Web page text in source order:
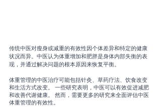
传统中医对瘦身或减重的有效性因个体差异和特定的健康
状况而异。中医认为体重增加和肥胖是身体内部失衡的表
现，并通过解决问题的根本原因来恢复平衡。
体重管理的中医治疗可能包括针灸、草药疗法、饮食改变
和生活方式改变。 一些研究表明，中医可以有效促进减肥
和改善代谢健康。 然而，需要更多的研究来全面评估中医
体重管理的有效性。